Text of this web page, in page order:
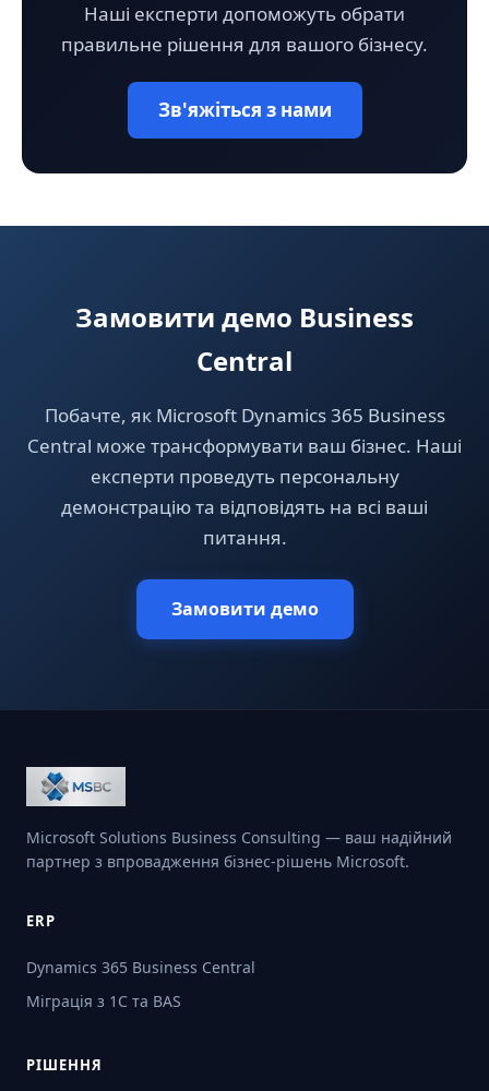
Наші експерти допоможуть обрати
правильне рішення для вашого бізнесу.
Зв'яжіться з нами
Замовити демо Business
Central
Побачте, як Microsoft Dynamics 365 Business
Central може трансформувати ваш бізнес. Наші
експерти проведуть персональну
демонстрацію та відповідять на всі ваші
питання.
Замовити демо
Microsoft Solutions Business Consulting — ваш надійний
партнер з впровадження бізнес-рішень Microsoft.
ERP
Dynamics 365 Business Central
Міграція з 1С та BAS
РІШЕННЯ